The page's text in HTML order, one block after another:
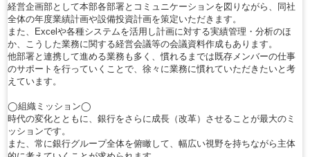
経営企画部として本部各部署とコミュニケーションを図りながら、同社
全体の年度業績計画や設備投資計画を策定いただきます。
また、Excelや各種システムを活用し計画に対する実績管理・分析のほ
か、こうした業務に関する経営会議等の会議資料作成もあります。
他部署と連携して進める業務も多く、慣れるまでは既存メンバーの仕事
のサポートを行っていくことで、徐々に業務に慣れていただきたいと考
えています。
◯組織ミッション◯
時代の変化とともに、銀行をさらに成長（改革）させることが最大のミ
ッションです。
また、常に銀行グループ全体を俯瞰して、幅広い視野を持ちながら主体